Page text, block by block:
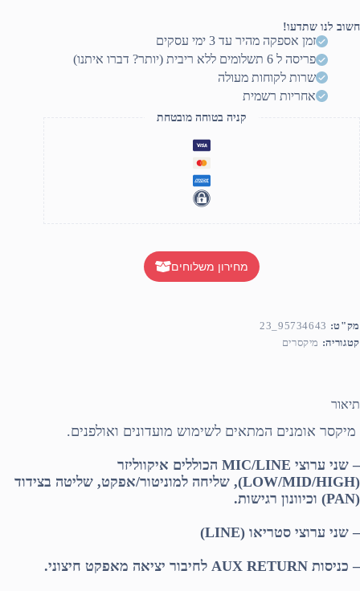
Behringer
XENYX
חשוב לנו שתדעו!
זמן אספקה מהיר עד 3 ימי עסקים
פריסה ל 6 תשלומים ללא ריבית (יותר? דברו איתנו)
שרות לקוחות מעולה
אחריות רשמית
קניה בטוחה מובטחת
מחירון משלוחים
מק"ט: 95734643_23
קטגוריה: מיקסרים
תיאור
מיקסר אומנים המתאים לשימוש מועדונים ואולפנים.
– שני ערוצי MIC/LINE הכוללים איקווליזר
(LOW/MID/HIGH), שליחה למוניטור/אפקט, שליטה בצידוד
(PAN) וכיוונון רגישות.
– שני ערוצי סטריאו (LINE)
– כניסות AUX RETURN לחיבור יציאה מאפקט חיצוני.